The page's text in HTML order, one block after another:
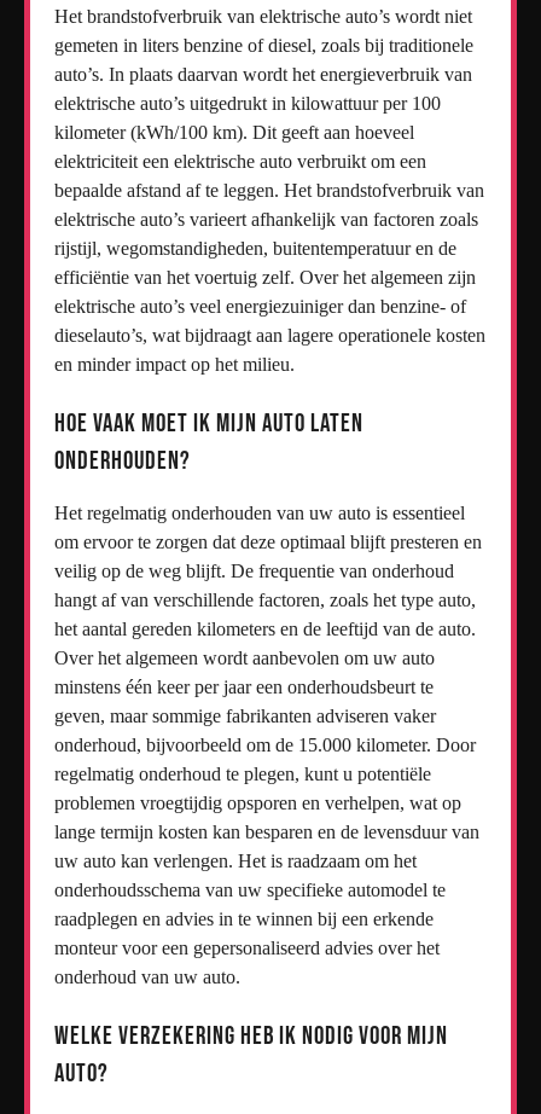
Het brandstofverbruik van elektrische auto’s wordt niet
gemeten in liters benzine of diesel, zoals bij traditionele
auto’s. In plaats daarvan wordt het energieverbruik van
elektrische auto’s uitgedrukt in kilowattuur per 100
kilometer (kWh/100 km). Dit geeft aan hoeveel
elektriciteit een elektrische auto verbruikt om een
bepaalde afstand af te leggen. Het brandstofverbruik van
elektrische auto’s varieert afhankelijk van factoren zoals
rijstijl, wegomstandigheden, buitentemperatuur en de
efficiëntie van het voertuig zelf. Over het algemeen zijn
elektrische auto’s veel energiezuiniger dan benzine- of
dieselauto’s, wat bijdraagt aan lagere operationele kosten
en minder impact op het milieu.
Hoe vaak moet ik mijn auto laten
onderhouden?
Het regelmatig onderhouden van uw auto is essentieel
om ervoor te zorgen dat deze optimaal blijft presteren en
veilig op de weg blijft. De frequentie van onderhoud
hangt af van verschillende factoren, zoals het type auto,
het aantal gereden kilometers en de leeftijd van de auto.
Over het algemeen wordt aanbevolen om uw auto
minstens één keer per jaar een onderhoudsbeurt te
geven, maar sommige fabrikanten adviseren vaker
onderhoud, bijvoorbeeld om de 15.000 kilometer. Door
regelmatig onderhoud te plegen, kunt u potentiële
problemen vroegtijdig opsporen en verhelpen, wat op
lange termijn kosten kan besparen en de levensduur van
uw auto kan verlengen. Het is raadzaam om het
onderhoudsschema van uw specifieke automodel te
raadplegen en advies in te winnen bij een erkende
monteur voor een gepersonaliseerd advies over het
onderhoud van uw auto.
Welke verzekering heb ik nodig voor mijn
auto?